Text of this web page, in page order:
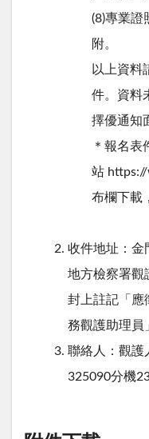
(8)專業證
附。
以上資料
件。資料
擇優通知
＊報名表
站
布欄下載
收件地址：金
地方檢察署觀
封上註記「應
務觀護助理員
聯絡人：觀護
325090分機